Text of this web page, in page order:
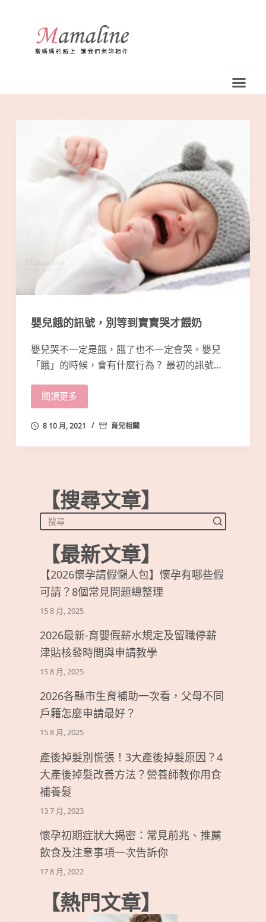
容
嬰兒餓的訊號，別等到寶寶哭才餵奶
嬰兒哭不一定是餓，餓了也不一定會哭。嬰兒
「餓」的時候，會有什麼行為？ 最初的訊號…
閱讀更多
8 10 月, 2021 育兒相關
【搜尋文章】
【最新文章】
【2026懷孕請假懶人包】懷孕有哪些假
可請？8個常見問題總整理
15 8 月, 2025
2026最新-育嬰假薪水規定及留職停薪
津貼核發時間與申請教學
15 8 月, 2025
2026各縣市生育補助一次看，父母不同
戶籍怎麼申請最好？
15 8 月, 2025
產後掉髮別慌張！3大產後掉髮原因？4
大產後掉髮改善方法？營養師教你用食
補養髮
13 7 月, 2023
懷孕初期症狀大揭密：常見前兆、推薦
飲食及注意事項一次告訴你
17 8 月, 2022
【熱門文章】